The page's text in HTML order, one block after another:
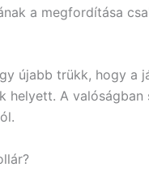
a megfordítása
újabb trükk, hogy a
helyett. A valóságban